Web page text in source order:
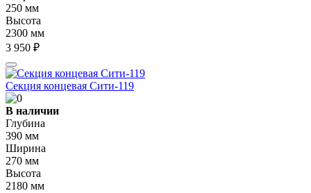
250 мм
Высота
2300 мм
3 950 ₽
Секция концевая Сити-119
В наличии
Глубина
390 мм
Ширина
270 мм
Высота
2180 мм